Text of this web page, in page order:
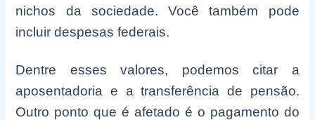
nichos da sociedade. Você também pode
incluir despesas federais.
Dentre esses valores, podemos citar a
aposentadoria e a transferência de pensão.
Outro ponto que é afetado é o pagamento do